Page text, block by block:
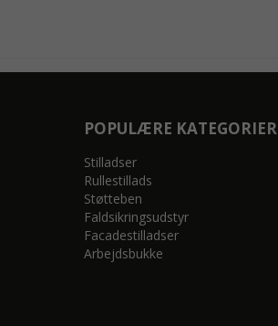
POPULÆRE KATEGORIER
Stilladser
Rullestillads
Støtteben
Faldsikringsudstyr
Facadestilladser
Arbejdsbukke